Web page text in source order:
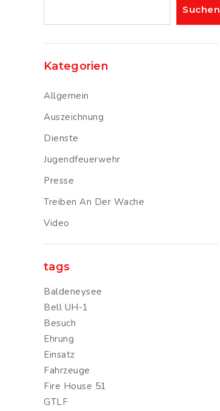
Suchen
Kategorien
Allgemein
Auszeichnung
Dienste
Jugendfeuerwehr
Presse
Treiben An Der Wache
Video
tags
Baldeneysee
Bell UH-1
Besuch
Ehrung
Einsatz
Fahrzeuge
Fire House 51
GTLF